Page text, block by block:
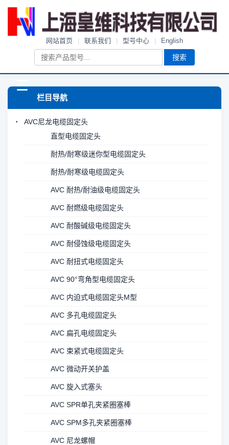
网站首页 联系我们 型号中心 English
搜索
☰
栏目导航
AVC尼龙电缆固定头
直型电缆固定头
耐热/耐寒级迷你型电缆固定头
耐热/耐寒级电缆固定头
AVC 耐热/耐油级电缆固定头
AVC 耐燃级电缆固定头
AVC 耐酸碱级电缆固定头
AVC 耐侵蚀级电缆固定头
AVC 耐扭式电缆固定头
AVC 90°弯角型电缆固定头
AVC 内迫式电缆固定头M型
AVC 多孔电缆固定头
AVC 扁孔电缆固定头
AVC 束紧式电缆固定头
AVC 微动开关护盖
AVC 旋入式塞头
AVC SPR单孔夹紧圈塞棒
AVC SPM多孔夹紧圈塞棒
AVC 尼龙螺帽